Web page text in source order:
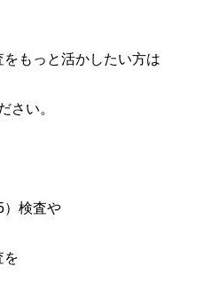
もっと活かしたい方は
さい。
検査や
を